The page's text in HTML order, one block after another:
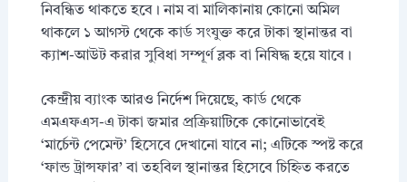
নিবন্ধিত থাকতে হবে। নাম বা মালিকানায় কোনো অমিল
থাকলে ১ আগস্ট থেকে কার্ড সংযুক্ত করে টাকা স্থানান্তর বা
ক্যাশ-আউট করার সুবিধা সম্পূর্ণ ব্লক বা নিষিদ্ধ হয়ে যাবে।
কেন্দ্রীয় ব্যাংক আরও নির্দেশ দিয়েছে, কার্ড থেকে
এমএফএস-এ টাকা জমার প্রক্রিয়াটিকে কোনোভাবেই
‘মার্চেন্ট পেমেন্ট’ হিসেবে দেখানো যাবে না; এটিকে স্পষ্ট করে
‘ফান্ড ট্রান্সফার’ বা তহবিল স্থানান্তর হিসেবে চিহ্নিত করতে